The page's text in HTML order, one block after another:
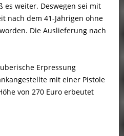
weiter. Deswegen sei mit
nach dem 41-Jährigen ohne
Die Auslieferung nach
Erpressung
mit einer Pistole
von 270 Euro erbeutet